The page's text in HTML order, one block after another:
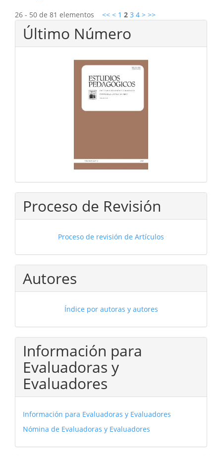
26 - 50 de 81 elementos << < 1 2 3 4 > >>
Último Número
Proceso de Revisión
Proceso de revisión de Artículos
Autores
Índice por autoras y autores
Información para
Evaluadoras y
Evaluadores
Información para Evaluadoras y Evaluadores
Nómina de Evaluadoras y Evaluadores